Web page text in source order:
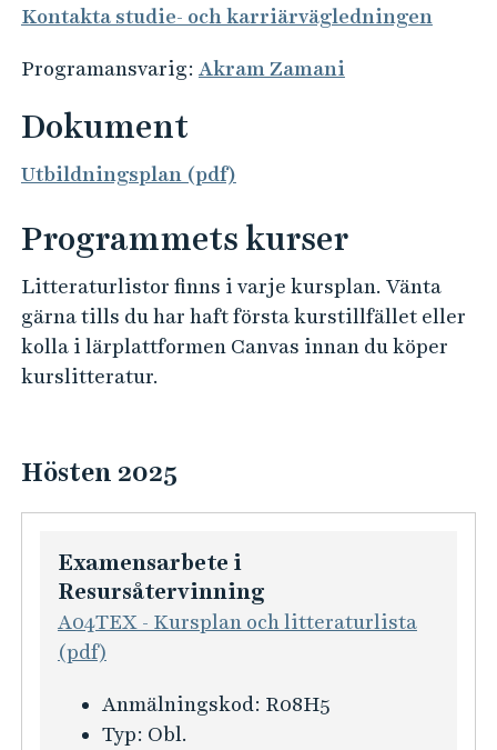
Kontakta studie- och karriärvägledningen
Programansvarig: Akram Zamani
Dokument
Utbildningsplan (pdf)
Programmets kurser
Litteraturlistor finns i varje kursplan. Vänta
gärna tills du har haft första kurstillfället eller
kolla i lärplattformen Canvas innan du köper
kurslitteratur.
Hösten 2025
Examensarbete i
Resursåtervinning
A04TEX - Kursplan och litteraturlista
(pdf)
K
u
Anmälningskod: R08H5
Typ: Obl.